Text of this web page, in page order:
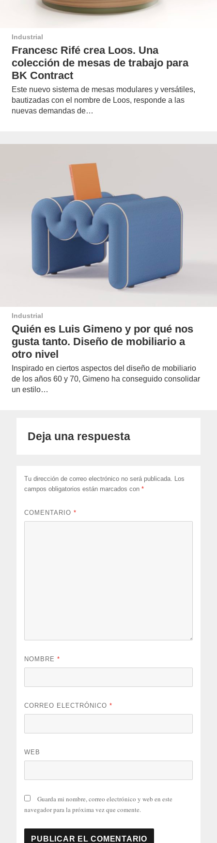
Industrial
Francesc Rifé crea Loos. Una
colección de mesas de trabajo para
BK Contract
Este nuevo sistema de mesas modulares y versátiles,
bautizadas con el nombre de Loos, responde a las
nuevas demandas de…
Industrial
Quién es Luis Gimeno y por qué nos
gusta tanto. Diseño de mobiliario a
otro nivel
Inspirado en ciertos aspectos del diseño de mobiliario
de los años 60 y 70, Gimeno ha conseguido consolidar
un estilo…
Deja una respuesta
Tu dirección de correo electrónico no será publicada. Los
campos obligatorios están marcados con*
COMENTARIO*
NOMBRE*
CORREO ELECTRÓNICO*
WEB
Guarda mi nombre, correo electrónico y web en este
navegador para la próxima vez que comente.